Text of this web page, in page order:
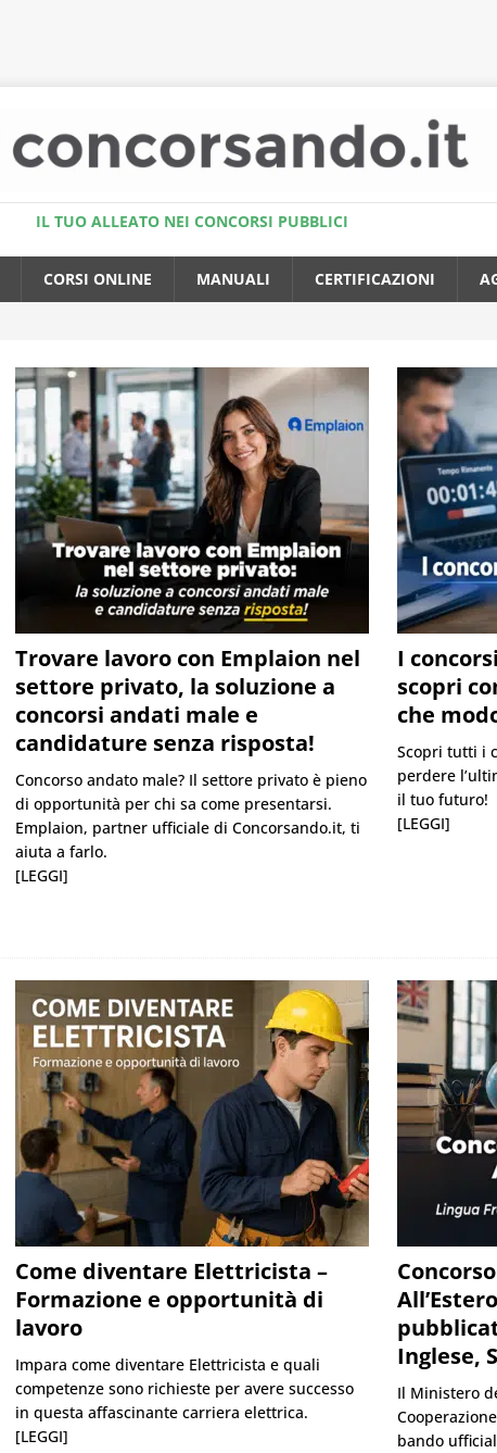
IL TUO ALLEATO NEI CONCORSI PUBBLICI
CORSI ONLINE MANUALI CERTIFICAZIONI
Trovare lavoro con Emplaion nel
settore privato, la soluzione a
concorsi andati male e
candidature senza risposta!
Concorso andato male? Il settore privato è pieno
di opportunità per chi sa come presentarsi.
Emplaion, partner ufficiale di Concorsando.it, ti
aiuta a farlo.
[LEGGI]
I
scopri
che
Scopri tutti i
perdere
il tuo futuro!
[LEGGI]
Come diventare Elettricista –
Formazione e opportunità di
lavoro
Impara come diventare Elettricista e quali
competenze sono richieste per avere successo
in questa affascinante carriera elettrica.
[LEGGI]
Inglese,
Il Ministero
bando